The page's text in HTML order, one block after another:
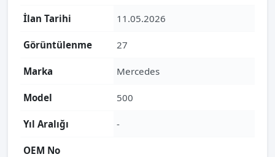
İlan Tarihi 11.05.2026
Görüntülenme 27
Marka Mercedes
Model 500
Yıl Aralığı -
OEM No